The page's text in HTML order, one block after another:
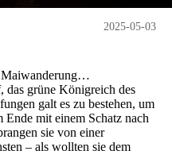
2025-05-03
Maiwanderung…
das grüne Königreich des
galt es zu bestehen, um
mit einem Schatz nach
sie von einer
– als wollten sie dem